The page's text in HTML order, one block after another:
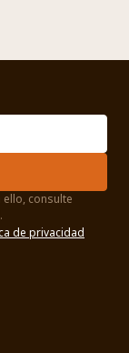
ello, consulte
de privacidad